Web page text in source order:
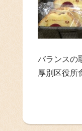
バランスの
厚別区役所